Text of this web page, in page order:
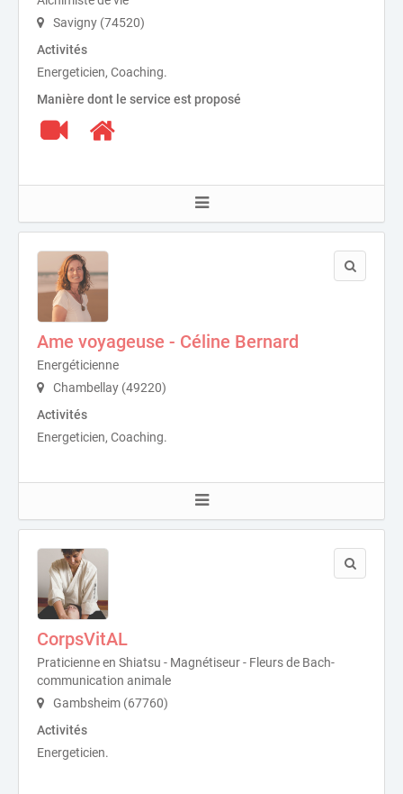
Savigny (74520)
Activités
Energeticien, Coaching.
Manière dont le service est proposé
Ame voyageuse - Céline Bernard
Energéticienne
Chambellay (49220)
Activités
Energeticien, Coaching.
CorpsVitAL
Praticienne en Shiatsu - Magnétiseur - Fleurs de Bach-
communication animale
Gambsheim (67760)
Activités
Energeticien.